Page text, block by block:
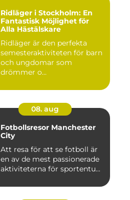
Ridläger i Stockholm: En
Fantastisk Möjlighet för
Alla Hästälskare
Ridläger är den perfekta
semesteraktiviteten för barn
och ungdomar som
drömmer o...
08. aug
Fotbollsresor Manchester
City
Att resa för att se fotboll är
en av de mest passionerade
aktiviteterna för sportentu...